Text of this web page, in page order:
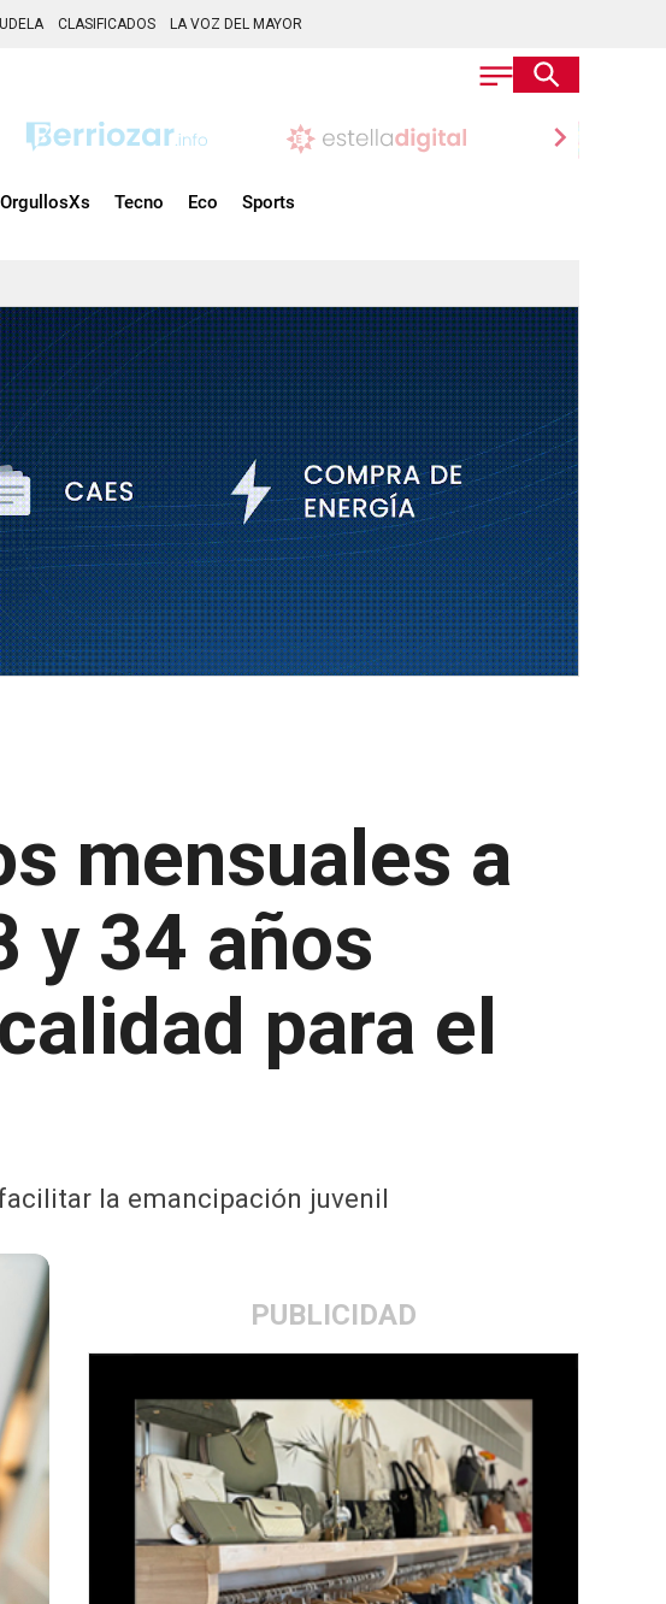
CLASIFICADOS LA VOZ DEL MAYOR
chevron_right
OrgullosXs Tecno Eco Sports
mensuales a
y 34 años
para el
la emancipación juvenil
PUBLICIDAD